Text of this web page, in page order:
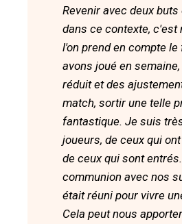
Revenir avec deux
dans ce contexte, c'est
l'on prend en compte le
avons joué en
réduit et des
match, sortir une telle
fantastique. Je suis
joueurs, de ceux qui
de ceux qui sont
communion avec nos
était réuni pour vivre
Cela peut nous